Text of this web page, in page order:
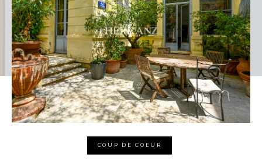
COUP DE COEUR